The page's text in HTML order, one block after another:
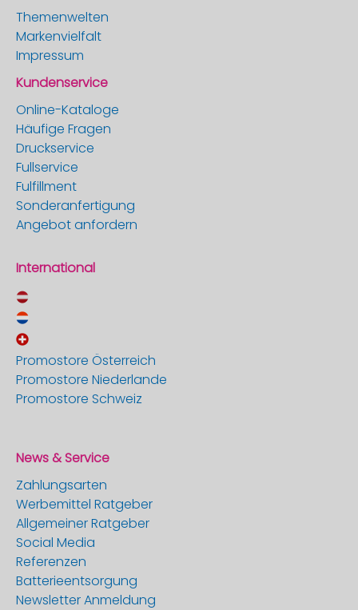
Themenwelten
Markenvielfalt
Impressum
Kundenservice
Online-Kataloge
Häufige Fragen
Druckservice
Fullservice
Fulfillment
Sonderanfertigung
Angebot anfordern
International
Promostore Österreich
Promostore Niederlande
Promostore Schweiz
News & Service
Zahlungsarten
Werbemittel Ratgeber
Allgemeiner Ratgeber
Social Media
Referenzen
Batterieentsorgung
Newsletter Anmeldung